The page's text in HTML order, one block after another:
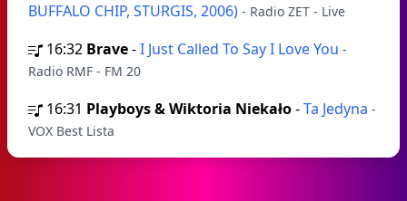
BUFFALO CHIP, STURGIS, 2006) - Radio ZET - Live
16:32 Brave-I Just Called To Say I Love You -
Radio RMF - FM 20
16:31 Playboys & Wiktoria Niekało-Ta Jedyna -
VOX Best Lista